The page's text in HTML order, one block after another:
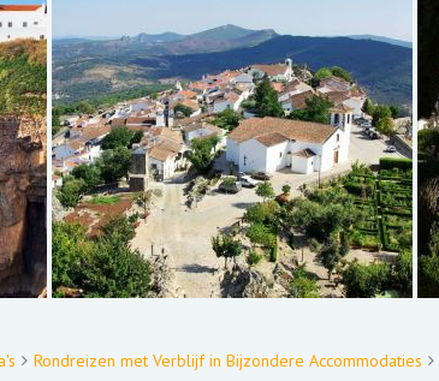
Rondreizen met Verblijf in Bijzondere Accommodaties